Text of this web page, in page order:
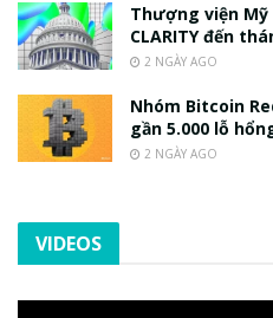
Thượng viện
CLARITY đến
2 NGÀY AGO
Nhóm Bitcoin
gần 5.000 lỗ
2 NGÀY AGO
VIDEOS